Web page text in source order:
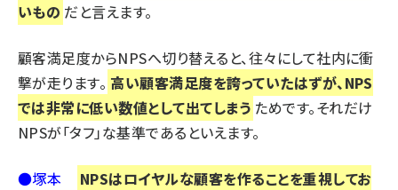
いもの だと言えます。
顧客満足度からNPSへ切り替えると、往々にして社内に衝
撃が走ります。 高い顧客満足度を誇っていたはずが、NPS
では非常に低い数値として出てしまう ためです。それだけ
NPSが「タフ」な基準であるといえます。
●塚本
NPSはロイヤルな顧客を作ることを重視してお